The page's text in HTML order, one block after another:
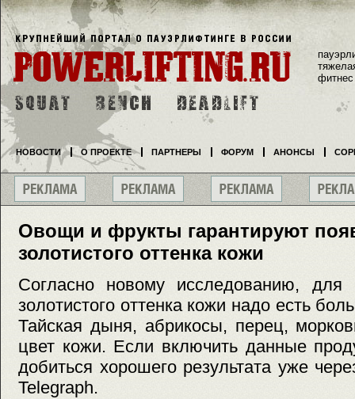
Овощи и фрукты гарантируют
золотистого оттенка кожи
Согласно новому исследованию, для
золотистого оттенка кожи надо есть
Тайская дыня, абрикосы, перец,
цвет кожи. Если включить данные
добиться хорошего результата уже
Telegraph.
фитнес
НОВОСТИ О ПРОЕКТЕ ПАРТНЕРЫ ФОРУМ АНОНСЫ